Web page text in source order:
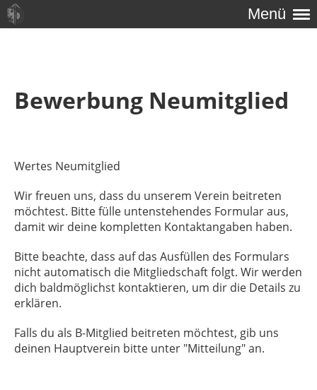
Menü
Bewerbung Neumitglied
Wertes Neumitglied
Wir freuen uns, dass du unserem Verein beitreten
möchtest. Bitte fülle untenstehendes Formular aus,
damit wir deine kompletten Kontaktangaben haben.
Bitte beachte, dass auf das Ausfüllen des Formulars
nicht automatisch die Mitgliedschaft folgt. Wir werden
dich baldmöglichst kontaktieren, um dir die Details zu
erklären.
Falls du als B-Mitglied beitreten möchtest, gib uns
deinen Hauptverein bitte unter "Mitteilung" an.